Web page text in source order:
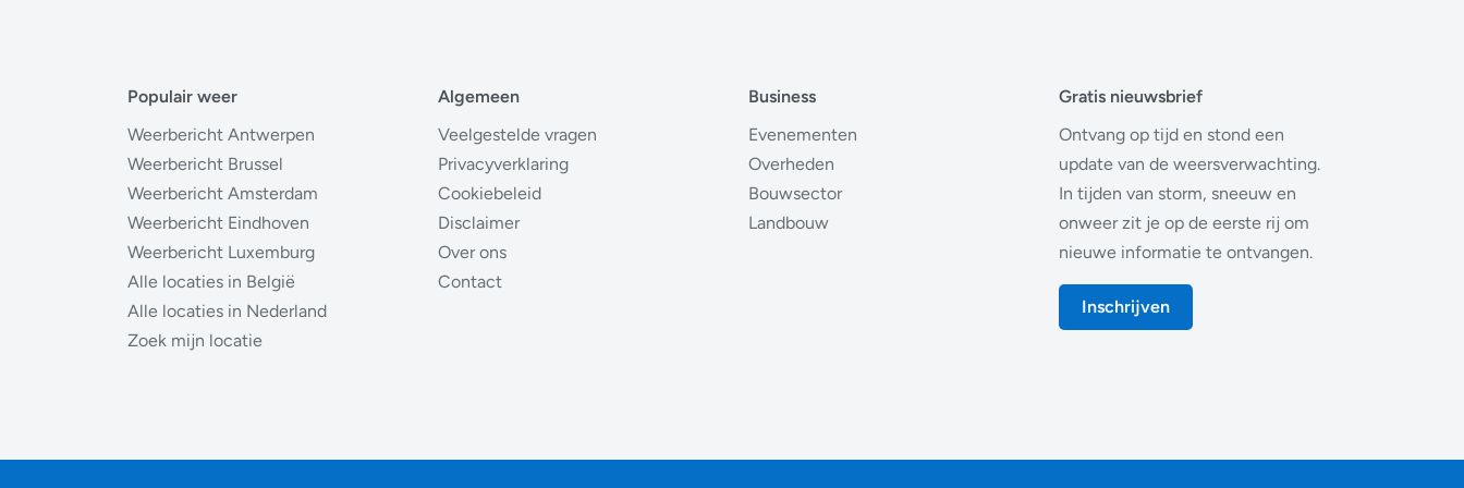
Populair weer
Weerbericht Antwerpen
Weerbericht Brussel
Weerbericht Amsterdam
Weerbericht Eindhoven
Weerbericht Luxemburg
Alle locaties in België
Alle locaties in Nederland
Zoek mijn locatie
Algemeen
Veelgestelde vragen
Privacyverklaring
Cookiebeleid
Disclaimer
Over ons
Contact
Business
Evenementen
Overheden
Bouwsector
Landbouw
Gratis nieuwsbrief
Ontvang op tijd en stond een
update van de weersverwachting.
In tijden van storm, sneeuw en
onweer zit je op de eerste rij om
nieuwe informatie te ontvangen.
Inschrijven